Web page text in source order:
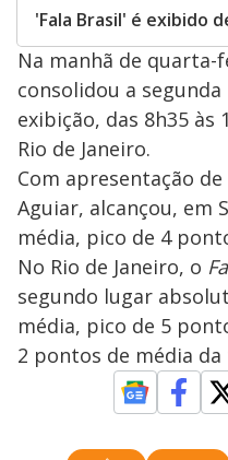
'Fala Brasil' é exibido
Na manhã de quarta-
consolidou a
exibição, das 8h35 às
Rio de Janeiro.
Com apresentação
Aguiar, alcançou, em
média, pico de 4
No Rio de Janeiro, o
segundo lugar
média, pico de 5
2 pontos de média